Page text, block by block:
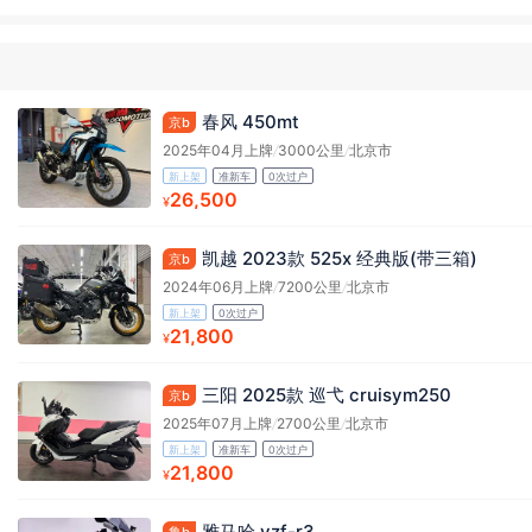
京b 春风 450mt
2025年04月上牌/3000公里 /北京市
新上架 准新车 0次过户
¥26,500
京b 凯越 2023款 525x 经典版(带三箱)
2024年06月上牌/7200公里 /北京市
新上架 0次过户
¥21,800
京b 三阳 2025款 巡弋 cruisym250
2025年07月上牌/2700公里 /北京市
新上架 准新车 0次过户
¥21,800